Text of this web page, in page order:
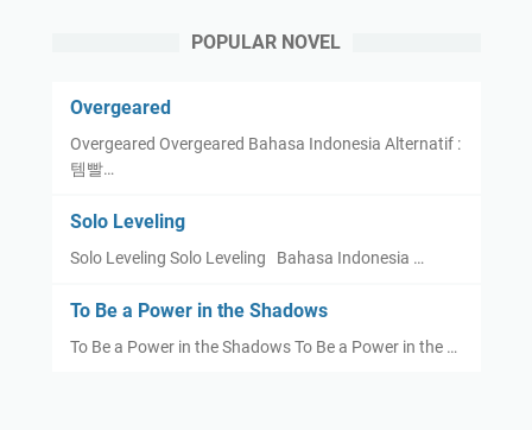
POPULAR NOVEL
Overgeared
Overgeared Overgeared Bahasa Indonesia Alternatif :
템빨…
Solo Leveling
Solo Leveling Solo Leveling Bahasa Indonesia …
To Be a Power in the Shadows
To Be a Power in the Shadows To Be a Power in the …